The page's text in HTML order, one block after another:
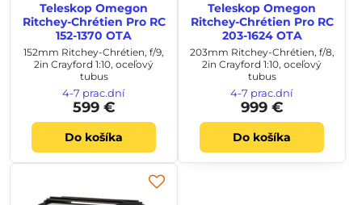
Teleskop Omegon
Ritchey-Chrétien Pro RC
152-1370 OTA
152mm Ritchey-Chrétien, f/9,
2in Crayford 1:10, oceľový
tubus
4-7 prac.dní
599 €
Do košíka
Teleskop Omegon
Ritchey-Chrétien Pro RC
203-1624 OTA
203mm Ritchey-Chrétien, f/8,
2in Crayford 1:10, oceľový
tubus
4-7 prac.dní
999 €
Do košíka